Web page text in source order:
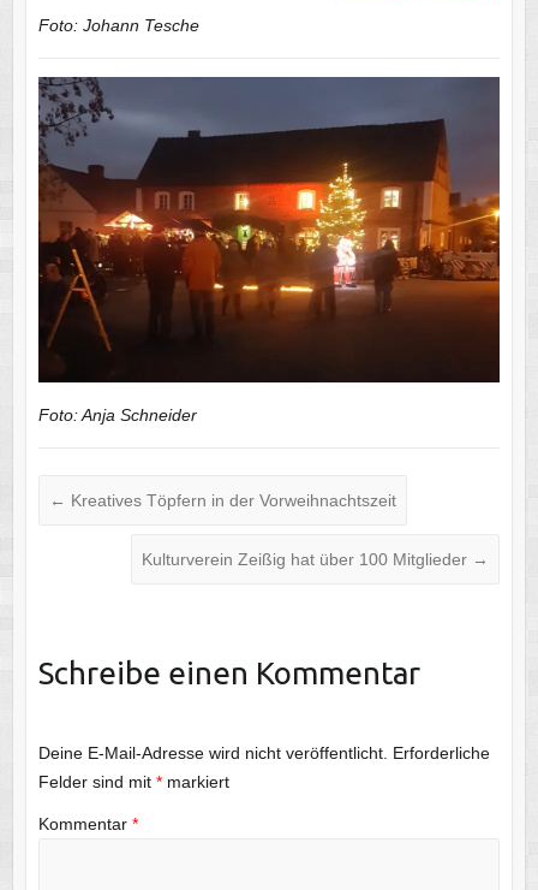
Foto: Johann Tesche
Foto: Anja Schneider
← Kreatives Töpfern in der Vorweihnachtszeit
Kulturverein Zeißig hat über 100 Mitglieder →
Schreibe einen Kommentar
Deine E-Mail-Adresse wird nicht veröffentlicht. Erforderliche
Felder sind mit *markiert
Kommentar *